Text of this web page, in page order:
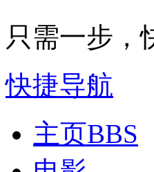
只需一步，
快捷导航
主页BBS